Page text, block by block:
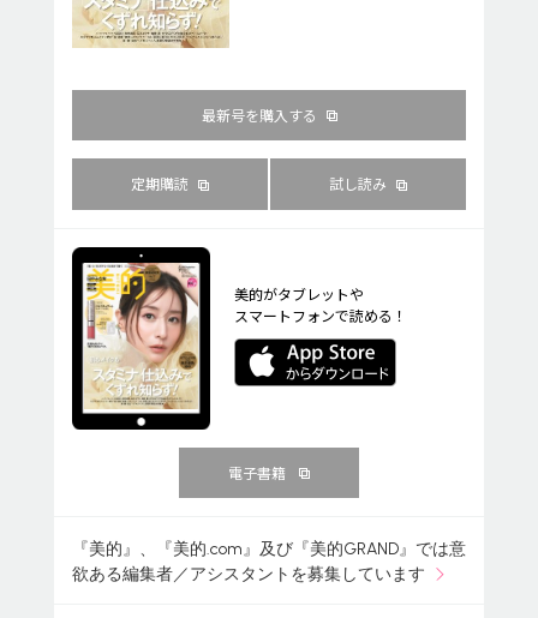
最新号を購入する
定期購読 試し読み
美的がタブレットや
スマートフォンで読める！
電子書籍
『美的』、『美的.com』及び『美的GRAND』では意
欲ある編集者／アシスタントを募集しています